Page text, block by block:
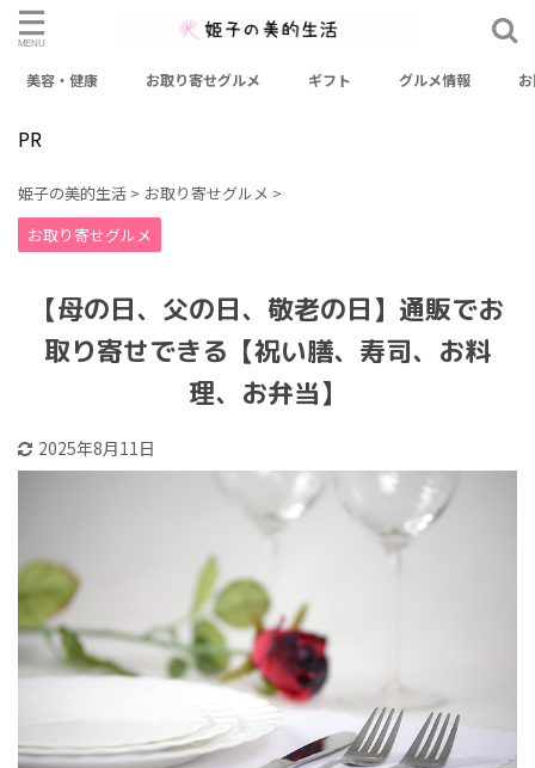
検索
カテゴリー
おせち お出かけスポット
ファッション 未分類
アーカイブ
2025年12月
2025年11月
2025年10月
2025年8月
美容・健康 お取り寄せグルメ ギフト グルメ情報
PR
姫子の美的生活 > お取り寄せグルメ >
お取り寄せグルメ
【母の日、父の日、敬老の日】通販でお
取り寄せできる【祝い膳、寿司、お料
理、お弁当】
2025年8月11日